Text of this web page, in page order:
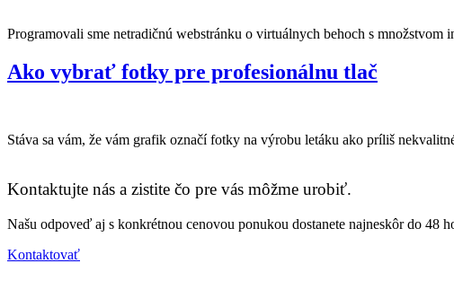
Programovali sme netradičnú webstránku o virtuálnych behoch s
Ako vybrať fotky pre profesionálnu tlač
Stáva sa vám, že vám grafik označí fotky na výrobu letáku ako príliš
Kontaktujte nás a zistite čo pre vás môžme urobiť.
Našu odpoveď aj s konkrétnou cenovou ponukou dostanete najneskôr do 48
Kontaktovať